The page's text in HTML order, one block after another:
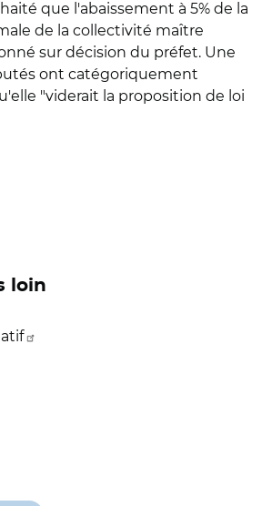
que l'abaissement à 5% de la
de la collectivité maître
sur décision du préfet. Une
ont catégoriquement
"viderait la proposition de loi
loin